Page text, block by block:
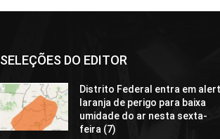
SELEÇÕES DO EDITOR
Distrito Federal entra em
laranja de perigo para baixa
umidade do ar nesta sexta-
feira (7)